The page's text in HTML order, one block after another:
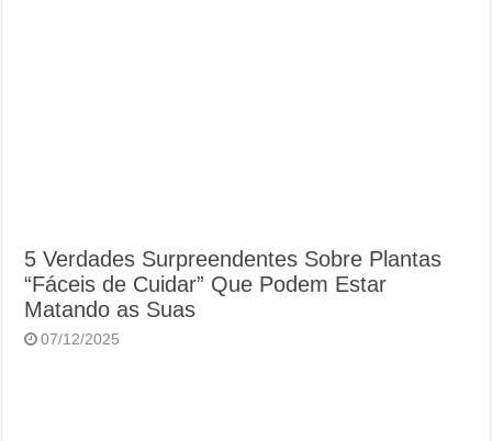
5 Verdades Surpreendentes Sobre Plantas
“Fáceis de Cuidar” Que Podem Estar
Matando as Suas
07/12/2025